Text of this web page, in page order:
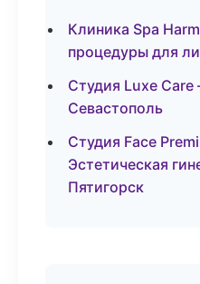
Клиника Spa
процедуры для
Студия Luxe
Севастополь
Студия Face
Эстетическая
Пятигорск